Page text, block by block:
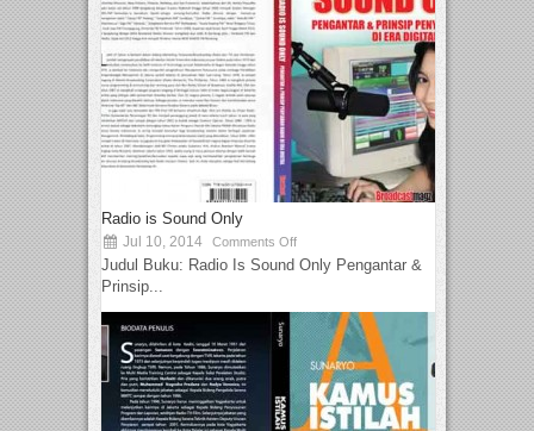
Radio is Sound Only
Jul 10, 2014 Comments Off
Judul Buku: Radio Is Sound Only Pengantar &
Prinsip...